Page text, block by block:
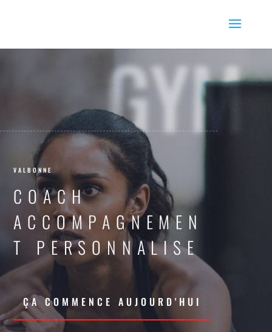
GYM
VALBONNE
COACH
ACCOMPAGNEMEN
T PERSONNALISE
ÇA COMMENCE AUJOURD'HUI